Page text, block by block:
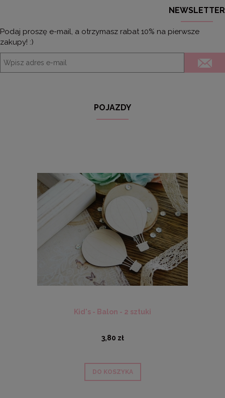
NEWSLETTER
Podaj proszę e-mail, a otrzymasz rabat 10% na pierwsze
zakupy! :)
POJAZDY
Kid's - Balon - 2 sztuki
3,80 zł
DO KOSZYKA